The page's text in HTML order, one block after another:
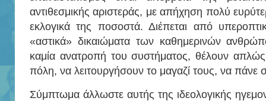
αντιθεσμικής αριστεράς, με απήχηση πολύ
εκλογικά της ποσοστά. Διέπεται από
«αστικά» δικαιώματα των καθημερινών
καμία ανατροπή του συστήματος, θέλουν
πόλη, να λειτουργήσουν το μαγαζί τους, να πάνε
Σύμπτωμα άλλωστε αυτής της ιδεολογικής